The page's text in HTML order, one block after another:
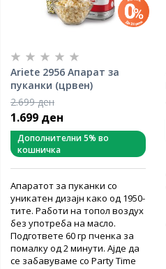
Ariete 2956 Апарат за
пуканки (црвен)
2.699 ден
1.699 ден
Дополнителни 5% во
кошничка
Апаратот за пуканки со
уникатен дизајн како од 1950-
тите. Работи на топол воздух
без употреба на масло.
Подгответе 60 гр пченка за
помалку од 2 минути. Ајде да
се забавуваме со Party Time